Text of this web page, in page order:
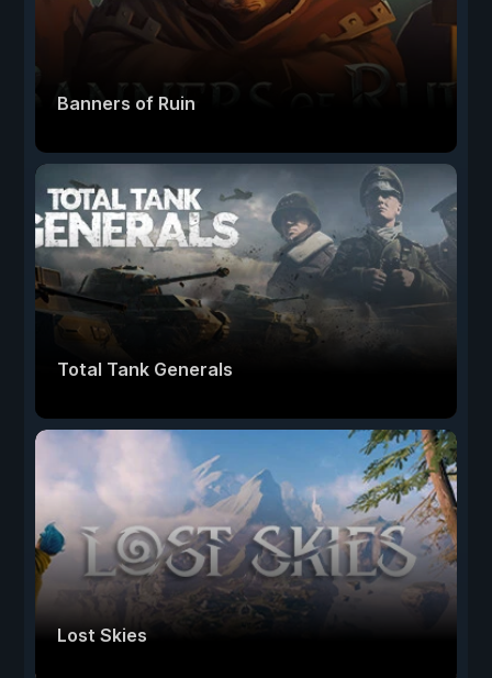
Banners of Ruin
Total Tank Generals
Lost Skies